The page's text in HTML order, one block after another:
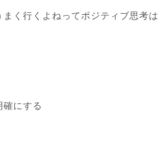
まく行くよねってポジティブ思考
確にする